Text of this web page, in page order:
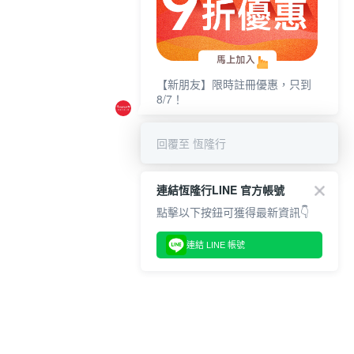
【新朋友】限時註冊優惠，只到
8/7！
回覆至 恆隆行
連結恆隆行LINE 官方帳號
點擊以下按鈕可獲得最新資訊👇
連結 LINE 帳號